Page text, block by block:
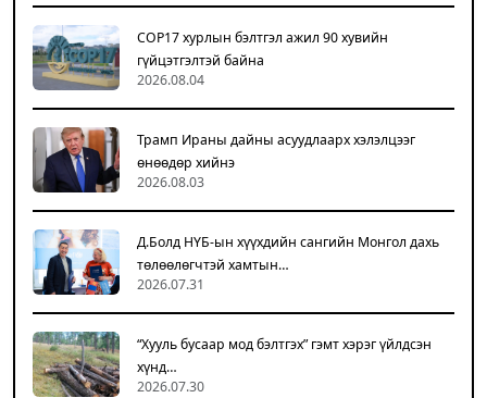
COP17 хурлын бэлтгэл ажил 90 хувийн
гүйцэтгэлтэй байна
2026.08.04
Трамп Ираны дайны асуудлаарх хэлэлцээг
өнөөдөр хийнэ
2026.08.03
Д.Болд НҮБ-ын хүүхдийн сангийн Монгол дахь
төлөөлөгчтэй хамтын…
2026.07.31
“Хууль бусаар мод бэлтгэх” гэмт хэрэг үйлдсэн
хүнд…
2026.07.30